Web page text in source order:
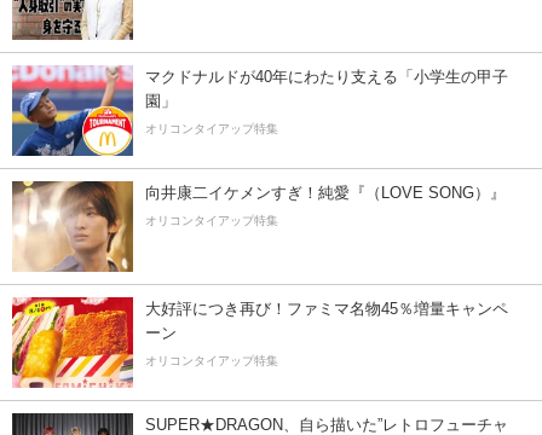
マクドナルドが40年にわたり支える「小学生の甲子
園」
オリコンタイアップ特集
向井康二イケメンすぎ！純愛『（LOVE SONG）』
オリコンタイアップ特集
大好評につき再び！ファミマ名物45％増量キャンペ
ーン
オリコンタイアップ特集
SUPER★DRAGON、自ら描いた”レトロフューチャ